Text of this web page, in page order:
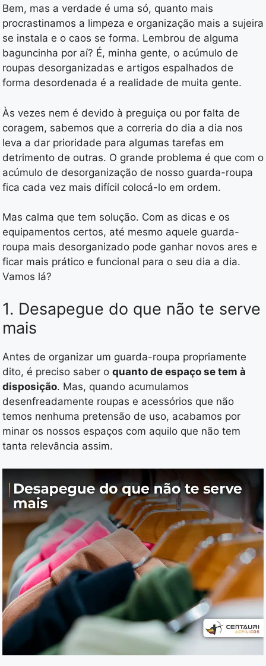
Bem, mas a verdade é uma só, quanto mais
procrastinamos a limpeza e organização mais a sujeira
se instala e o caos se forma. Lembrou de alguma
baguncinha por aí? É, minha gente, o acúmulo de
roupas desorganizadas e artigos espalhados de
forma desordenada é a realidade de muita gente.
Às vezes nem é devido à preguiça ou por falta de
coragem, sabemos que a correria do dia a dia nos
leva a dar prioridade para algumas tarefas em
detrimento de outras. O grande problema é que com o
acúmulo de desorganização de nosso guarda-roupa
fica cada vez mais difícil colocá-lo em ordem.
Mas calma que tem solução. Com as dicas e os
equipamentos certos, até mesmo aquele guarda-
roupa mais desorganizado pode ganhar novos ares e
ficar mais prático e funcional para o seu dia a dia.
Vamos lá?
1. Desapegue do que não te serve
mais
Antes de organizar um guarda-roupa propriamente
dito, é preciso saber o quanto de espaço se tem à
disposição. Mas, quando acumulamos
desenfreadamente roupas e acessórios que não
temos nenhuma pretensão de uso, acabamos por
minar os nossos espaços com aquilo que não tem
tanta relevância assim.